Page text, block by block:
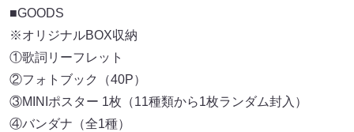
■GOODS
※オリジナルBOX収納
①歌詞リーフレット
②フォトブック（40P）
③MINIポスター 1枚（11種類から1枚ランダム封入）
④バンダナ（全1種）